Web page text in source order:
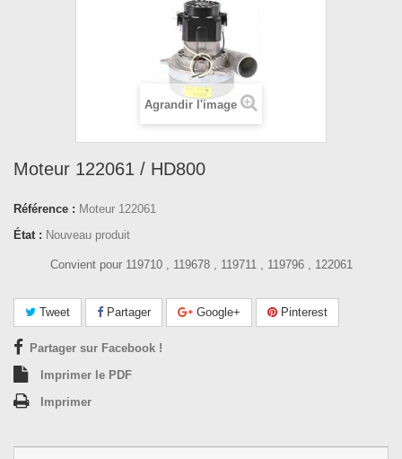
Agrandir l'image
Moteur 122061 / HD800
Référence : Moteur 122061
État : Nouveau produit
Convient pour 119710 , 119678 , 119711 , 119796 , 122061
Tweet Partager Google+ Pinterest
Partager sur Facebook !
Imprimer le PDF
Imprimer